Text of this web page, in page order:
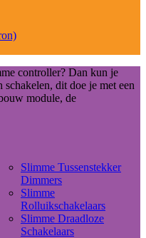
controller? Dan kun je
dit doe je met een
module, de
Slimme Tussenstekker
Dimmers
Slimme
Rolluikschakelaars
Slimme Draadloze
Schakelaars